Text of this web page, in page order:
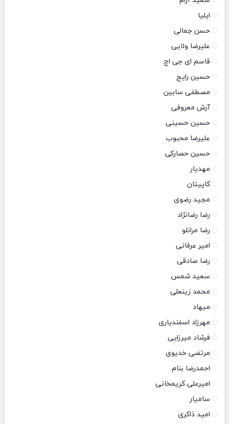
ایلیا
حسن جمالی
علیرضا ولایی
قاسم ای جی اچ
حسین رایج
مصطفی سابین
آرش معروفی
حسین حسینی
علیرضا محبوب
حسین حصارکی
مهدیار
کاپیتان
مجید رضوی
رضا رضانژاد
رضا مرانلو
امیر عرفانی
رضا صادقی
سعید شمس
محمد زینعلی
میهاد
مهرزاد اسفندیاری
فرشاد میرزایی
مرتضی خدیوی
احمدرضا بنام
امیرعلی کریمخانی
سامیار
امید ذاکری